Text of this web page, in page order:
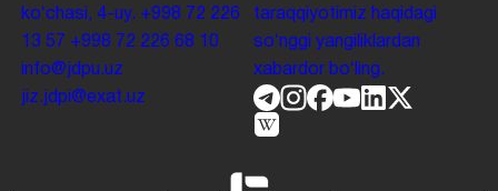
koʻchasi, 4-uy. +998 72 226
13 57 +998 72 226 68 10
info@jdpu.uz
jiz.jdpi@exat.uz
taraqqiyotimiz haqidagi
soʻnggi yangiliklardan
xabardor boʻling.